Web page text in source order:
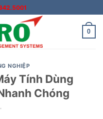
0
NGHIỆP
Tính Dùng
Chóng